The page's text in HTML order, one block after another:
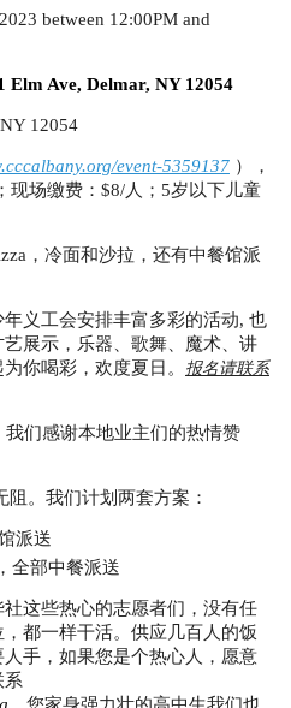
between 12:00PM and
Elm Ave, Delmar, NY 12054
12054
event-5359137 ），
现场缴费： $8/人； 5岁以下儿童
，冷面和沙拉，还有中餐馆派
义工会安排丰富多彩的活动, 也
展示，乐器、歌舞、魔术、讲
你喝彩，欢度夏日。 报名请联系
们感谢本地业主们的热情赞
阻。我们计划两套方案：
派送
全部中餐派送
这些热心的志愿者们，没有任
都一样干活。供应几百人的饭
手，如果您是个热心人，愿意
系